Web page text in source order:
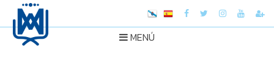
MENÚ